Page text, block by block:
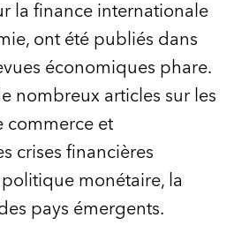
la finance internationale
ont été publiés dans
économiques phare.
nombreux articles sur les
commerce et
crises financières
monétaire, la
pays émergents.